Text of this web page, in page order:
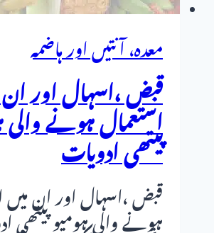
والی
ہومیوپیتھک
ادویات
معدہ، آنتیں اور ہاضمہ
قبض ،اسہال اور ان
استعمال ہونے والی
پیتھی ادویات
قبض ،اسہال اور ان میں
ہونے والی ہومیو پیتھی